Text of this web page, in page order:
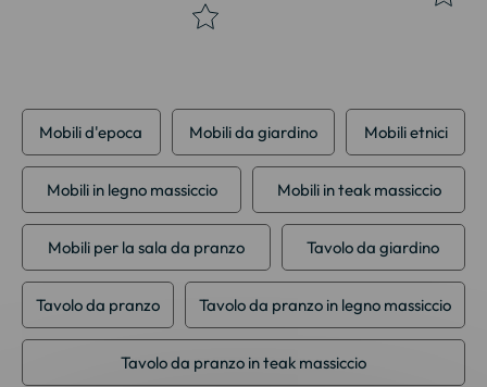
Mobili d'epoca Mobili da giardino Mobili etnici
Mobili in legno massiccio Mobili in teak massiccio
Mobili per la sala da pranzo Tavolo da giardino
Tavolo da pranzo Tavolo da pranzo in legno massiccio
Tavolo da pranzo in teak massiccio